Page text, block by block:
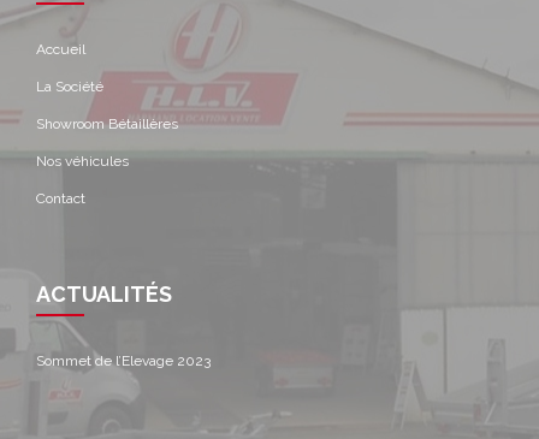
Accueil
La Société
Showroom Bétaillères
Nos véhicules
Contact
ACTUALITÉS
Sommet de l’Elevage 2023